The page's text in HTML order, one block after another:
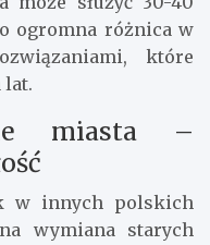
ogromna różnica w
które
lat.
miasta –
w innych polskich
wymiana starych